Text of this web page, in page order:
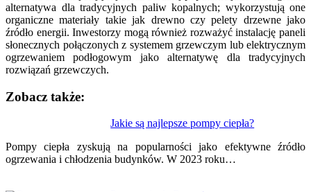
alternatywa dla tradycyjnych paliw kopalnych; wykorzystują one
organiczne materiały takie jak drewno czy pelety drzewne jako
źródło energii. Inwestorzy mogą również rozważyć instalację paneli
słonecznych połączonych z systemem grzewczym lub elektrycznym
ogrzewaniem podłogowym jako alternatywę dla tradycyjnych
rozwiązań grzewczych.
Zobacz także:
Jakie są najlepsze pompy ciepła?
Pompy ciepła zyskują na popularności jako efektywne źródło
ogrzewania i chłodzenia budynków. W 2023 roku…
wpisu